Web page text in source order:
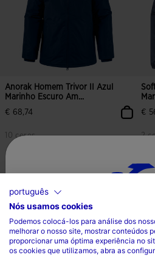
Anorak Homem Trivor II Azul
Marinho Escuro Am...
€ 68,74
10 cores
€
2
Escolha seu
País
Portugal
português
Nós usamos cookies
Podemos colocá-los para análise dos
melhorar o nosso site, mostrar conteúdos
proporcionar uma óptima experiência no
os cookies que utilizamos, abra as